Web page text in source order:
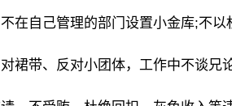
在自己管理的部门设置小金库;不以
裙带、反对小团体，工作中不谈兄论